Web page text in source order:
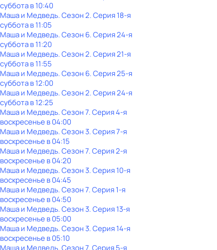
субботав10:40
Маша и Медведь. Сезон 2. Серия 18-я
субботав11:05
Маша и Медведь. Сезон 6. Серия 24-я
субботав11:20
Маша и Медведь. Сезон 2. Серия 21-я
субботав11:55
Маша и Медведь. Сезон 6. Серия 25-я
субботав12:00
Маша и Медведь. Сезон 2. Серия 24-я
субботав12:25
Маша и Медведь. Сезон 7. Серия 4-я
воскресенье в04:00
Маша и Медведь. Сезон 3. Серия 7-я
воскресенье в04:15
Маша и Медведь. Сезон 7. Серия 2-я
воскресенье в04:20
Маша и Медведь. Сезон 3. Серия 10-я
воскресенье в04:45
Маша и Медведь. Сезон 7. Серия 1-я
воскресенье в04:50
Маша и Медведь. Сезон 3. Серия 13-я
воскресенье в05:00
Маша и Медведь. Сезон 3. Серия 14-я
воскресенье в05:10
Маша и Медведь. Сезон 7. Серия 5-я